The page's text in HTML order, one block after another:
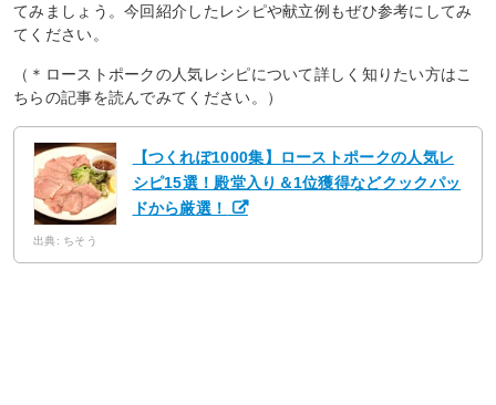
てみましょう。今回紹介したレシピや献立例もぜひ参考にしてみ
てください。
（＊ローストポークの人気レシピについて詳しく知りたい方はこ
ちらの記事を読んでみてください。）
【つくれぽ1000集】ローストポークの人気レ
シピ15選！殿堂入り＆1位獲得などクックパッ
ドから厳選！
出典: ちそう